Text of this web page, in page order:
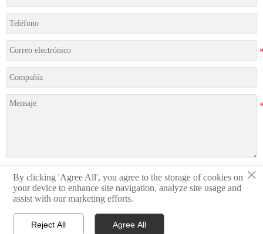
Presentación
 
×
By clicking 'Agree All', you agree to the storage of cookies on
your device to enhance site navigation, analyze site usage and
assist with our marketing efforts.
Reject All Agree All